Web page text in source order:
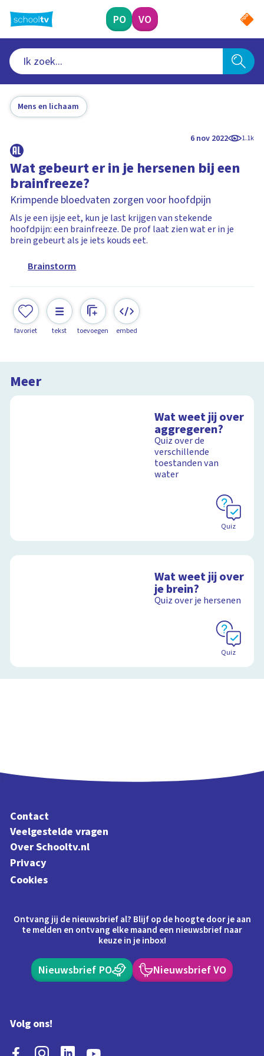
naar
hoofdinhoud
PO VO
Mens en lichaam
6 nov 2022 1.1k
Wat gebeurt er in je hersenen bij een
brainfreeze?
Krimpende bloedvaten zorgen voor hoofdpijn
Als je een ijsje eet, kun je last krijgen van stekende
hoofdpijn: een brainfreeze. De prof laat zien wat er in je
brein gebeurt als je iets kouds eet.
Brainstorm
favoriet tekst toevoegen embed
Meer
Wat weet jij over
aggregeren?
Quiz over de
verschillende
toestanden van
water
Quiz
Wat weet jij over
je brein?
Quiz over je hersenen
Quiz
Contact
Veelgestelde vragen
Over Schooltv.nl
Privacy
Cookies
Ontvang jij de nieuwsbrief al? Blijf op de hoogte door je aan
te melden en ontvang elke maand een nieuwsbrief naar
keuze in je inbox!
Nieuwsbrief PO Nieuwsbrief VO
Volg ons!